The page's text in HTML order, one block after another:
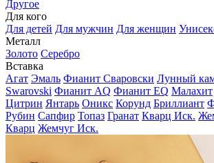
Другое
Для кого
Для детей Для мужчин Для женщин
Металл
Золото Серебро
Вставка
Агат Эмаль Фианит Сваровски Лунный
Swarovski Фианит AQ Фианит EQ Малахит
Цитрин Янтарь Оникс Корунд Бриллиант
Рубин Сапфир Топаз Гранат Кварц Иск.
Кварц Жемчуг Иск.